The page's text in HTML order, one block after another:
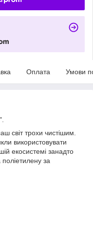
Оплата Умови
світ трохи чистішим.
використовувати
екосистемі занадто
за